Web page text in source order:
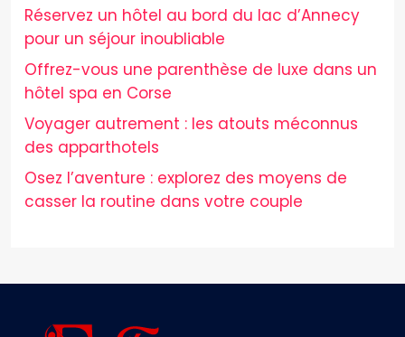
Réservez un hôtel au bord du lac d’Annecy
pour un séjour inoubliable
Offrez-vous une parenthèse de luxe dans un
hôtel spa en Corse
Voyager autrement : les atouts méconnus
des apparthotels
Osez l’aventure : explorez des moyens de
casser la routine dans votre couple